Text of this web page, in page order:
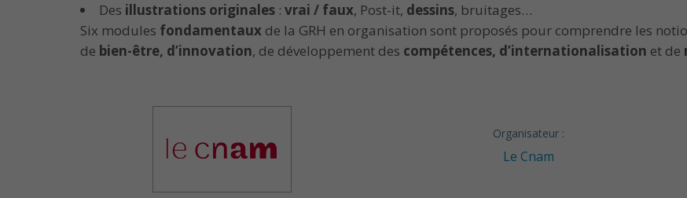
Des illustrations originales : vrai / faux, Post-it, dessins, bruitages…
Six modules fondamentaux de la GRH en organisation sont proposés pour comprendre les
de bien-être, d’innovation, de développement des compétences, d’internationalisation et de
Organisateur :
Le Cnam